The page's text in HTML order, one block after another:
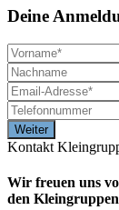
Deine
Kontakt
Wir freuen uns
den Kleingruppen